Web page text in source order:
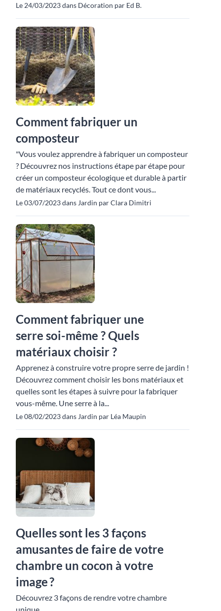
Le 24/03/2023 dans Décoration par Ed B.
Comment fabriquer un
composteur
"Vous voulez apprendre à fabriquer un composteur
? Découvrez nos instructions étape par étape pour
créer un composteur écologique et durable à partir
de matériaux recyclés. Tout ce dont vous...
Le 03/07/2023 dans Jardin par Clara Dimitri
Comment fabriquer une
serre soi-même ? Quels
matériaux choisir ?
Apprenez à construire votre propre serre de jardin !
Découvrez comment choisir les bons matériaux et
quelles sont les étapes à suivre pour la fabriquer
vous-même. Une serre à la...
Le 08/02/2023 dans Jardin par Léa Maupin
Quelles sont les 3 façons
amusantes de faire de votre
chambre un cocon à votre
image ?
Découvrez 3 façons de rendre votre chambre